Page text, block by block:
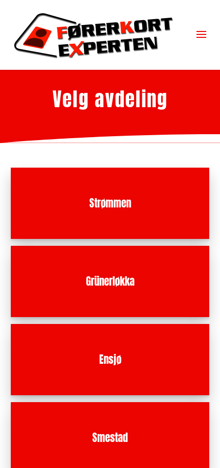
Velg avdeling
Strømmen
Grünerløkka
Ensjø
Smestad